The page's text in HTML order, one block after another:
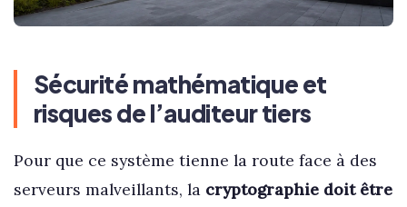
Sécurité mathématique et
risques de l’auditeur tiers
Pour que ce système tienne la route face à des
serveurs malveillants, la cryptographie doit être